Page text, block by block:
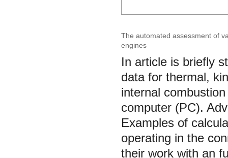
The automated assessment of
engines
In article is briefly
data for thermal,
internal
computer (PC).
Examples of
operating in the
their work with an